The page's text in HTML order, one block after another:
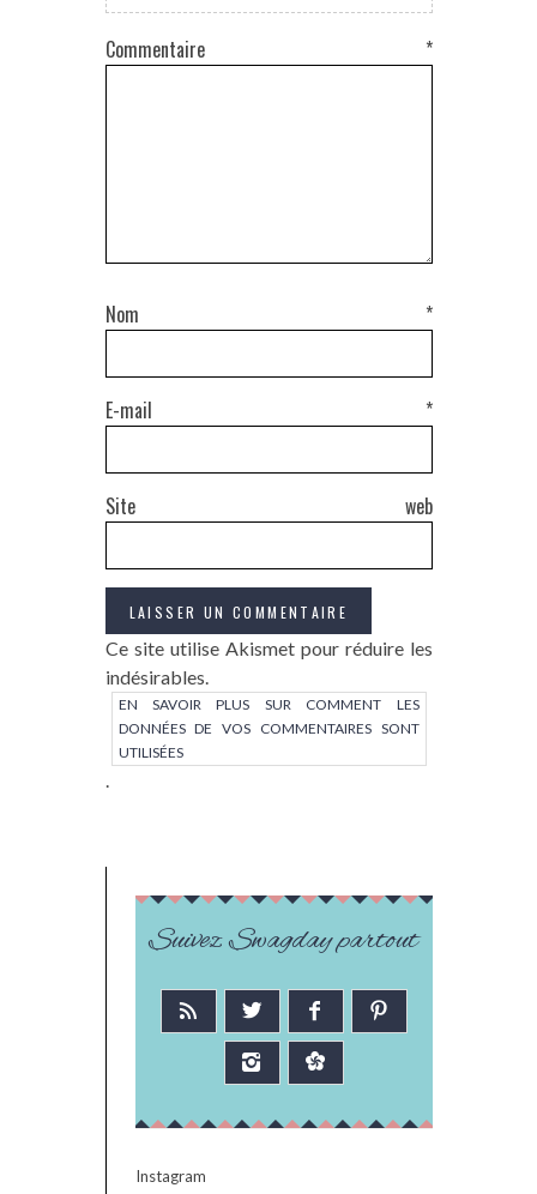
Commentaire *
Nom *
E-mail *
Site web
Ce site utilise Akismet pour réduire les
indésirables.
EN SAVOIR PLUS SUR COMMENT LES
DONNÉES DE VOS COMMENTAIRES SONT
UTILISÉES
Suivez Swagday partout
Instagram